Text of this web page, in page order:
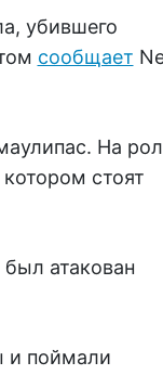
убившего
сообщает
На
стоят
атакован
и поймали